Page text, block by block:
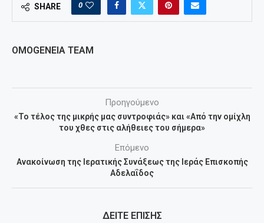
SHARE 0
OMOGENEIA TEAM
Προηγούμενο
«Το τέλος της μικρής μας συντροφιάς» και «Από την ομίχλη
του χθες στις αλήθειες του σήμερα»
Επόμενο
Ανακοίνωση της Ιερατικής Συνάξεως της Ιεράς Επισκοπής
Αδελαΐδος
ΔΕΙΤΕ ΕΠΙΣΗΣ